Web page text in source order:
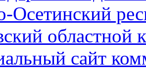
Осетинский
сайт